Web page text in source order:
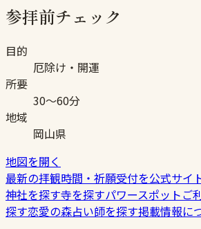
参拝前チェック
目的
厄除け・開運
所要
30〜60分
地域
岡山県
地図を開く
最新の拝観時間・祈願受付を公式サイ
神社を探す寺を探すパワースポットご
探す恋愛の森占い師を探す掲載情報に